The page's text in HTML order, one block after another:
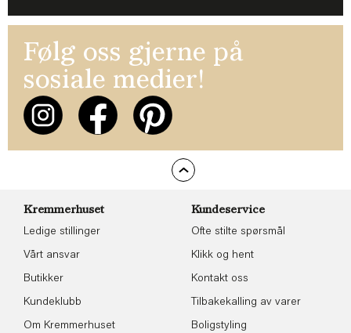
Følg oss gjerne på
sosiale medier!
Kremmerhuset
Ledige stillinger
Vårt ansvar
Butikker
Kundeklubb
Om Kremmerhuset
Kundeservice
Ofte stilte spørsmål
Klikk og hent
Kontakt oss
Tilbakekalling av varer
Boligstyling